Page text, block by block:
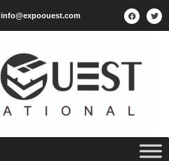
info@expoouest.com